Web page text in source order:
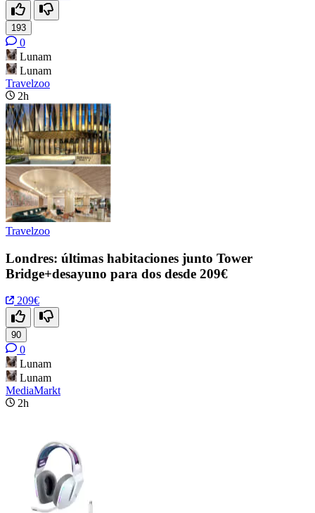
193
0
Lunam
Lunam
Travelzoo
2h
Travelzoo
Londres: últimas habitaciones junto Tower
Bridge+desayuno para dos desde 209€
209€
90
0
Lunam
Lunam
MediaMarkt
2h